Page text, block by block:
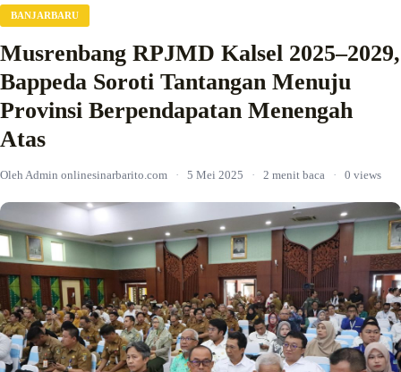
BANJARBARU
Musrenbang RPJMD Kalsel 2025–2029,
Bappeda Soroti Tantangan Menuju
Provinsi Berpendapatan Menengah
Atas
Oleh Admin onlinesinarbarito.com · 5 Mei 2025 · 2 menit baca · 0 views